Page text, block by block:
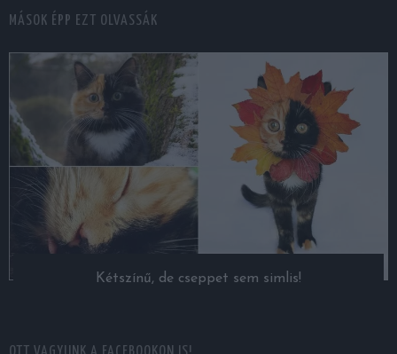
MÁSOK ÉPP EZT OLVASSÁK
Kétszínű, de cseppet sem simlis!